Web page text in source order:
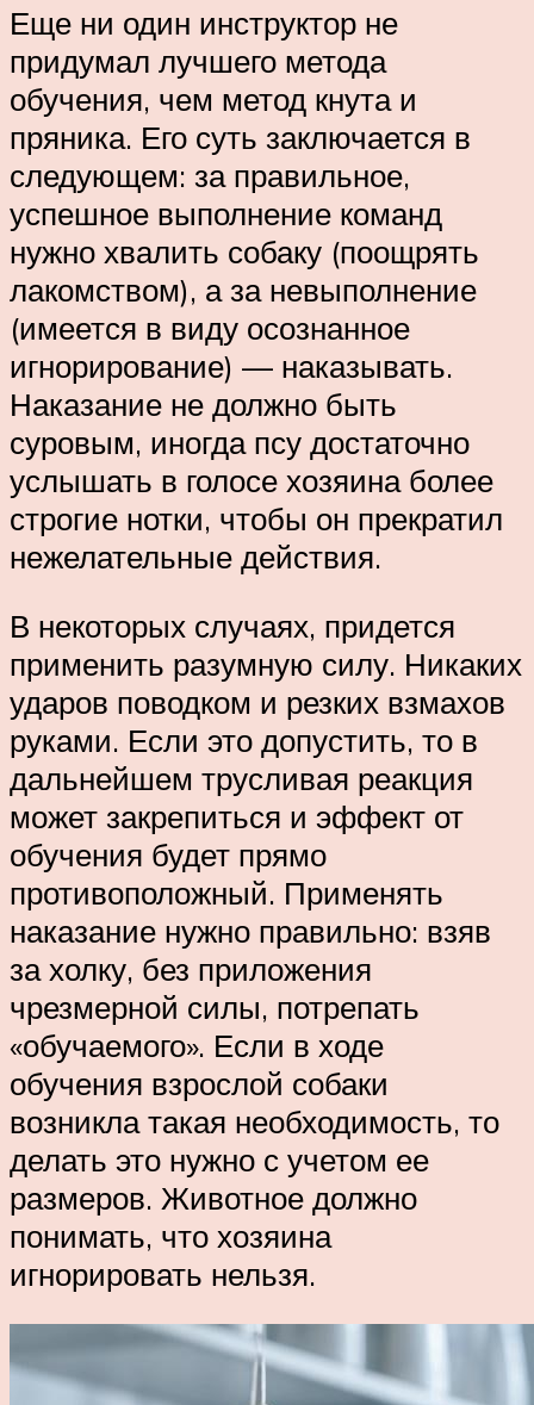
Еще ни один инструктор не
придумал лучшего метода
обучения, чем метод кнута и
пряника. Его суть заключается в
следующем: за правильное,
успешное выполнение команд
нужно хвалить собаку (поощрять
лакомством), а за невыполнение
(имеется в виду осознанное
игнорирование) — наказывать.
Наказание не должно быть
суровым, иногда псу достаточно
услышать в голосе хозяина более
строгие нотки, чтобы он прекратил
нежелательные действия.
В некоторых случаях, придется
применить разумную силу. Никаких
ударов поводком и резких взмахов
руками. Если это допустить, то в
дальнейшем трусливая реакция
может закрепиться и эффект от
обучения будет прямо
противоположный. Применять
наказание нужно правильно: взяв
за холку, без приложения
чрезмерной силы, потрепать
«обучаемого». Если в ходе
обучения взрослой собаки
возникла такая необходимость, то
делать это нужно с учетом ее
размеров. Животное должно
понимать, что хозяина
игнорировать нельзя.